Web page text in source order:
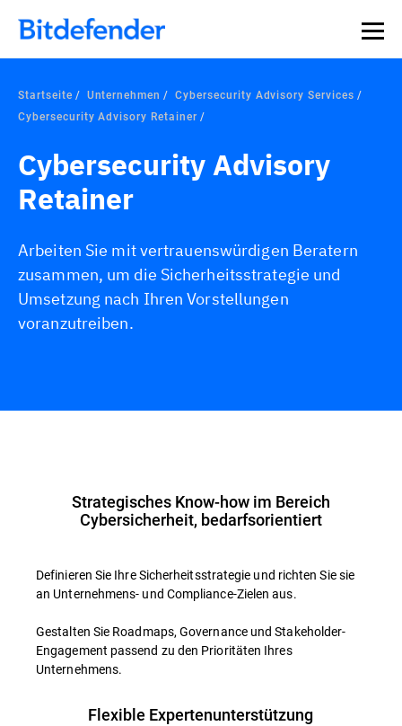
Startseite Unternehmen
Cybersecurity Advisory Services
Cybersecurity Advisory Retainer
Cybersecurity Advisory
Retainer
Arbeiten Sie mit vertrauenswürdigen Beratern
zusammen, um die Sicherheitsstrategie und
Umsetzung nach Ihren Vorstellungen
voranzutreiben.
Strategisches Know-how im Bereich
Cybersicherheit, bedarfsorientiert
Definieren Sie Ihre Sicherheitsstrategie und richten Sie sie
an Unternehmens- und Compliance-Zielen aus.
Gestalten Sie Roadmaps, Governance und Stakeholder-
Engagement passend zu den Prioritäten Ihres
Unternehmens.
Flexible Expertenunterstützung